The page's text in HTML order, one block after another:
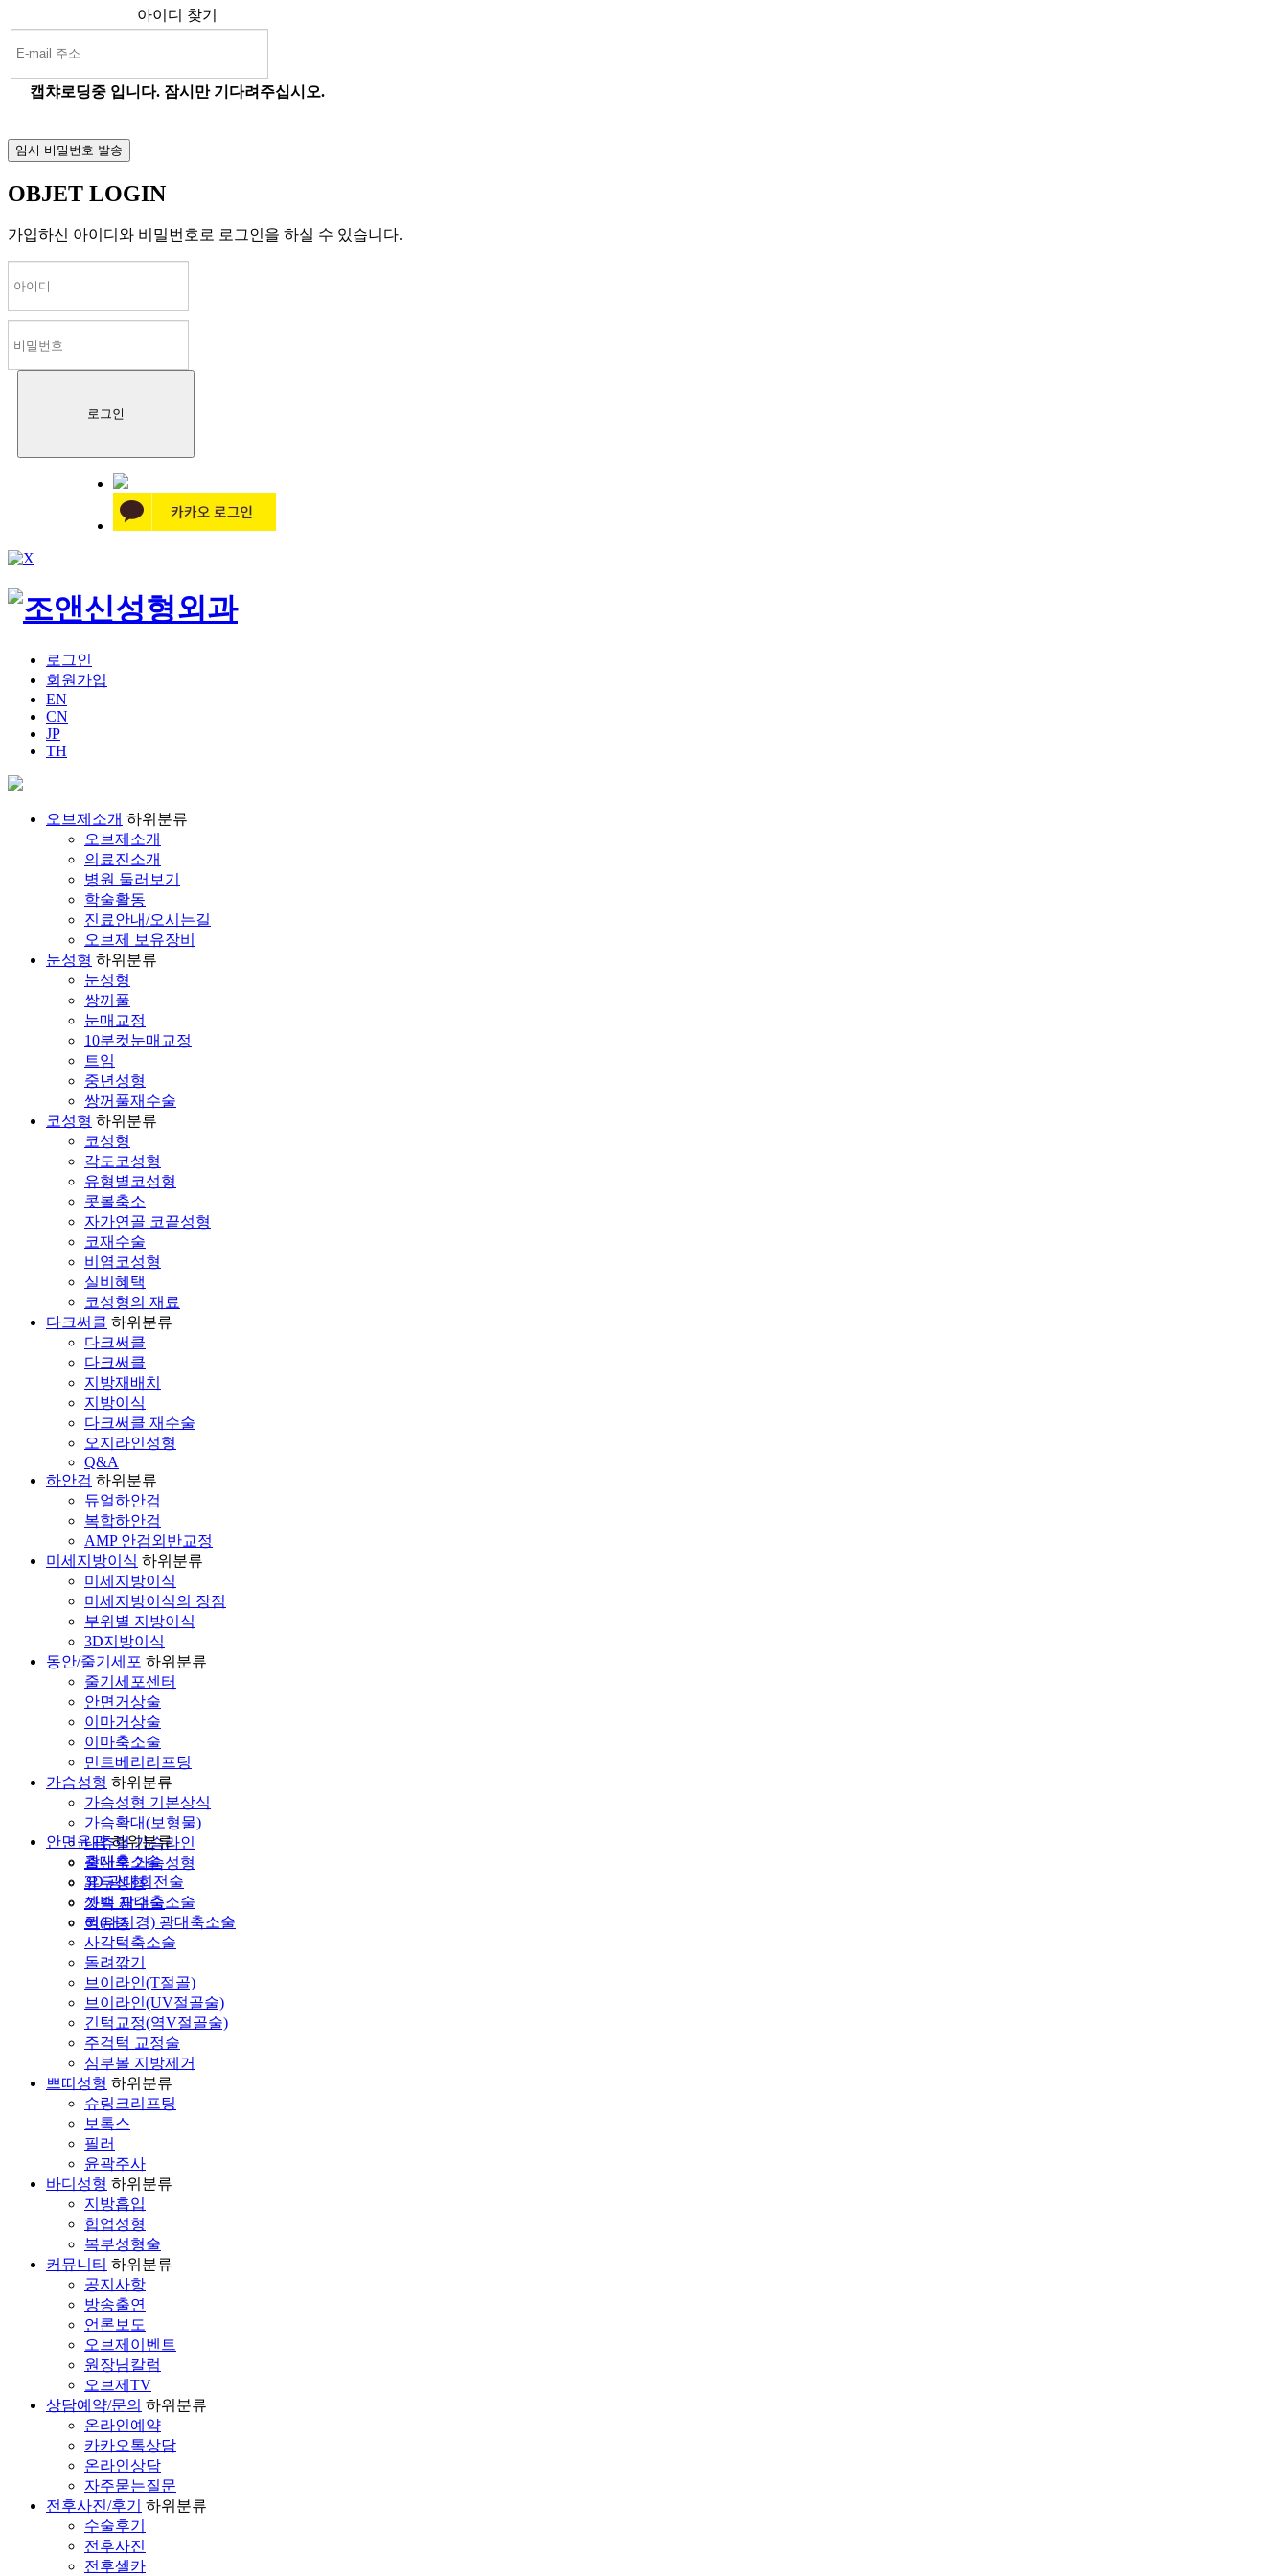
아이디 찾기
캡챠로딩중 입니다. 잠시만 기다려주십시오.
OBJET LOGIN
가입하신 아이디와 비밀번호로 로그인을 하실 수 있습니다.
로그인
회원가입
EN
CN
JP
TH
오브제소개 하위분류
오브제소개
의료진소개
병원 둘러보기
학술활동
진료안내/오시는길
오브제 보유장비
눈성형 하위분류
눈성형
쌍꺼풀
눈매교정
10분컷눈매교정
트임
중년성형
쌍꺼풀재수술
코성형 하위분류
코성형
각도코성형
유형별코성형
콧볼축소
자가연골 코끝성형
코재수술
비염코성형
실비혜택
코성형의 재료
다크써클 하위분류
다크써클
다크써클
지방재배치
지방이식
다크써클 재수술
오지라인성형
Q&A
하안검 하위분류
듀얼하안검
복합하안검
AMP 안검외반교정
미세지방이식 하위분류
미세지방이식
미세지방이식의 장점
부위별 지방이식
3D지방이식
동안/줄기세포 하위분류
줄기세포센터
안면거상술
이마거상술
이마축소술
민트베리리프팅
가슴성형 하위분류
가슴성형 기본상식
가슴확대(보형물)
내츄럴 가슴라인
출산후 가슴성형
유두성형
가슴 재수술
여유증
안면윤곽 하위분류
광대축소술
3D 광대회전술
셋백 광대축소술
퀵(내시경) 광대축소술
사각턱축소술
돌려깎기
브이라인(T절골)
브이라인(UV절골술)
긴턱교정(역V절골술)
주걱턱 교정술
심부볼 지방제거
쁘띠성형 하위분류
슈링크리프팅
보톡스
필러
윤곽주사
바디성형 하위분류
지방흡입
힙업성형
복부성형술
커뮤니티 하위분류
공지사항
방송출연
언론보도
오브제이벤트
원장님칼럼
오브제TV
상담예약/문의 하위분류
온라인예약
카카오톡상담
온라인상담
자주묻는질문
전후사진/후기
하위분류
수술후기
전후사진
전후셀카